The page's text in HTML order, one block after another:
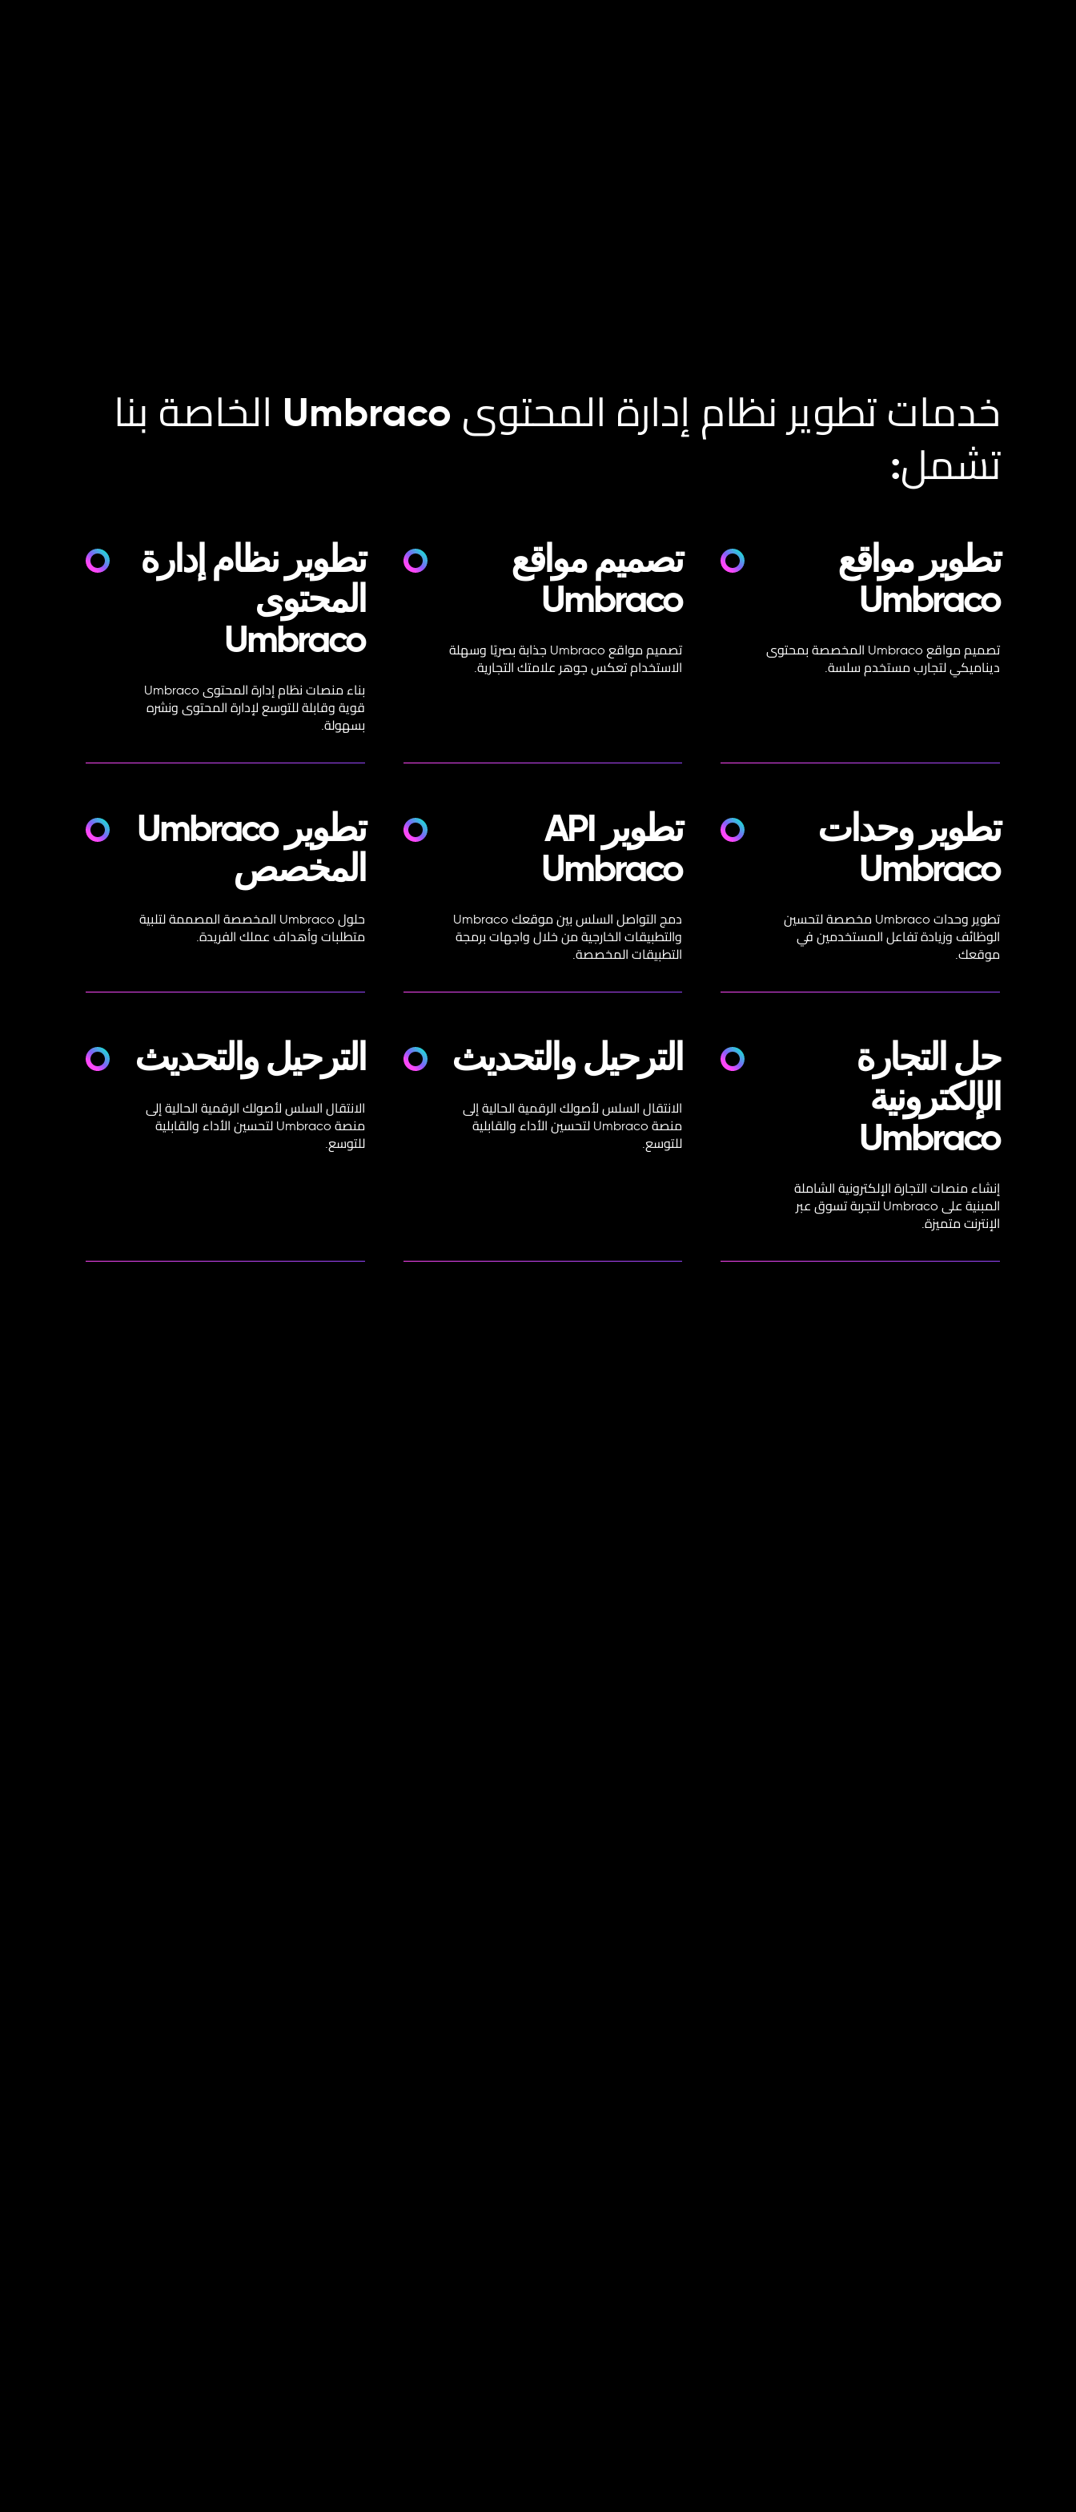
خدمات تطوير نظام إدارة المحتوى Umbraco الخاصة بنا
تشمل:
تطوير مواقع
Umbraco
تصميم مواقع Umbraco المخصصة بمحتوى
ديناميكي لتجارب مستخدم سلسة.
تصميم مواقع
Umbraco
تصميم مواقع Umbraco جذابة بصريًا وسهلة
الاستخدام تعكس جوهر علامتك التجارية.
تطوير نظام إدارة
المحتوى
Umbraco
بناء منصات نظام إدارة المحتوى Umbraco
قوية وقابلة للتوسع لإدارة المحتوى ونشره
بسهولة.
تطوير وحدات
Umbraco
تطوير وحدات Umbraco مخصصة لتحسين
الوظائف وزيادة تفاعل المستخدمين في
موقعك.
تطوير API
Umbraco
دمج التواصل السلس بين موقعك Umbraco
والتطبيقات الخارجية من خلال واجهات برمجة
التطبيقات المخصصة.
تطوير Umbraco
المخصص
حلول Umbraco المخصصة المصممة لتلبية
متطلبات وأهداف عملك الفريدة.
حل التجارة
الإلكترونية
Umbraco
إنشاء منصات التجارة الإلكترونية الشاملة
المبنية على Umbraco لتجربة تسوق عبر
الإنترنت متميزة.
الترحيل والتحديث
الانتقال السلس لأصولك الرقمية الحالية إلى
منصة Umbraco لتحسين الأداء والقابلية
للتوسع.
الترحيل والتحديث
الانتقال السلس لأصولك الرقمية الحالية إلى
منصة Umbraco لتحسين الأداء والقابلية
للتوسع.